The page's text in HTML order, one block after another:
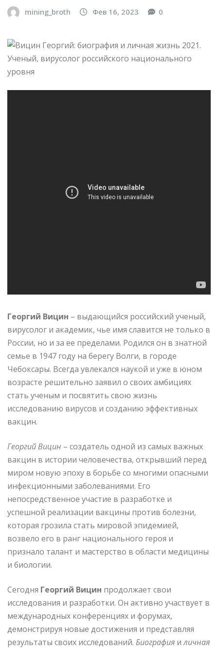
mining_broth Фев 16, 2023 0
Георгий Вицин – выдающийся российский ученый,
вирусолог и академик, чье имя славится не только в
России, но и за ее пределами. Родился он в знатной
семье в 1947 году на берегу Волги, в городе
Чебоксары. Всегда увлекался наукой и уже в юном
возрасте решительно заявил о своих амбициях
стать ученым и посвятить свою жизнь
исследованию вирусов и созданию эффективных
вакцин.
Георгий Вицин – создатель одной из самых важных
вакцин в истории человечества, открывший перед
миром новую эпоху в борьбе со многими опасными
инфекционными заболеваниями. Его
непосредственное участие в разработке и
успешной реализации вакцины против болезни,
которая грозила стать мировой эпидемией,
возвело его в ранг национального героя и
признало талант и мастерство в области медицины
и биологии.
Сегодня Георгий Вицин продолжает свои
исследования и разработки. Он активно участвует в
международных конференциях и форумах,
демонстрируя новые достижения и представляя
результаты своих исследований. Биография иличная